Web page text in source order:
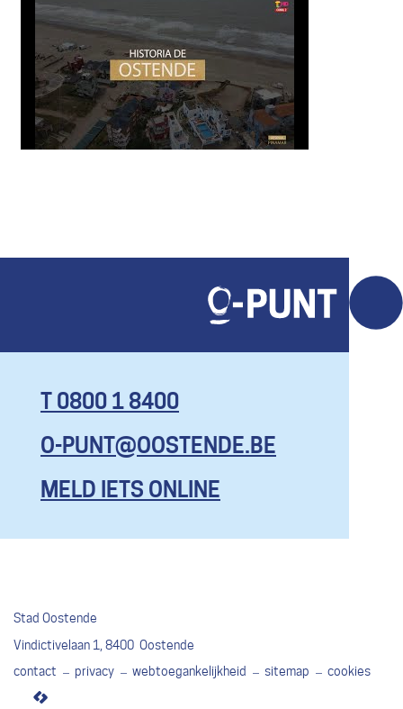
KOM HIER
MET AL JE
VRAGEN, EN
ZELFS OM
MAAR BEN
JE ECHT
CONTENT,
GEEF DAN
T 0800 1 8400
O-PUNT@OOSTENDE.BE
MELD IETS ONLINE
Stad Oostende
Adres
Vindictivelaan 1 8400 Oostende
contact
privacy webtoegankelijkheid sitemap
cookies